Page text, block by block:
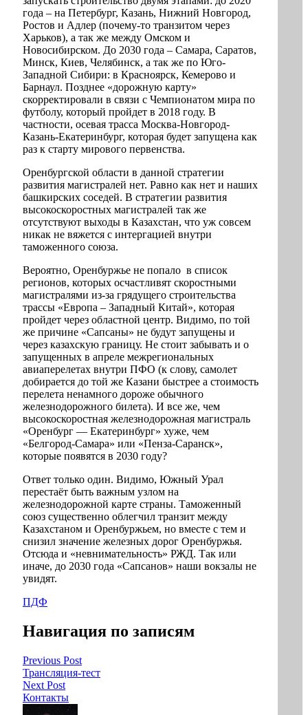
года – на Петербург, Казань, Нижний Новгород,
Ростов и Адлер (почему-то транзитом через
Харьков), а так же между Омском и
Новосибирском. До 2030 года – Самара, Саратов,
Минск, Киев, Челябинск, а так же по Юго-
Западной Сибири: в Красноярск, Кемерово и
Барнаул. Позднее «дорожную карту»
скорректировали в связи с Чемпионатом мира по
футболу, который пройдет в 2018 году. В
частности, осевая трасса Москва-Новгород-
Казань-Екатеринбург, которая будет запущена как
раз к старту мирового первенства.
Оренбургской области в данной стратегии
развития магистралей нет. Равно как нет и наших
башкирских соседей. В стратегии развития
высокоскоростных магистралей так же
отсутствуют выходы в Казахстан, что уж совсем
никак не вяжется с интергацией внутри
таможенного союза.
Вероятно, Оренбуржье не попало в список
регионов, которых осчастливят скоростными
магистралями из-за грядущего строительства
трассы «Европа – Западный Китай», которая
пройдет через областной центр. Видимо, по той
же причине «Сапсаны» не будут запущены и
через казахскую границу. Не стоит забывать и о
запущенных в апреле межрегиональных
авиаперелетах внутри ПФО (к слову, самолет
добирается до той же Казани быстрее а стоимость
перелета ненамного дороже обычного
железнодорожного билета). И все же, чем
высокоскоростная железнодорожная магистраль
«Оренбург — Екатеринбург» хуже, чем
«Белгород-Самара» или «Пенза-Саранск»,
которые появятся в 2030 году?
Ответ только один. Видимо, Южный Урал
перестаёт быть важным узлом на
железнодорожной карте страны. Таможенный
союз существенно облегчил транзит между
Казахстаном и Оренбуржьем, но вместе с тем и
снизил значение железных дорог Оренбуржья.
Отсюда и «невнимательность» РЖД. Так или
иначе, до 2030 года «Сапсанов» наши вокзалы не
увидят.
ПДФ
Навигация по записям
Previous Post
Трансляция-тест
Next Post
Контакты